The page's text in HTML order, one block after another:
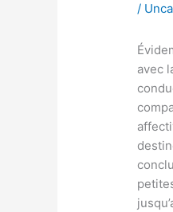
/
avec